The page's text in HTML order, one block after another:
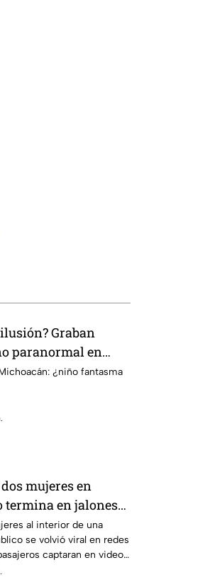
Graban
paranormal en
¿niño fantasma
mujeres en
en jalones
al interior de una
se volvió viral en redes
captaran en video
escaló hasta los